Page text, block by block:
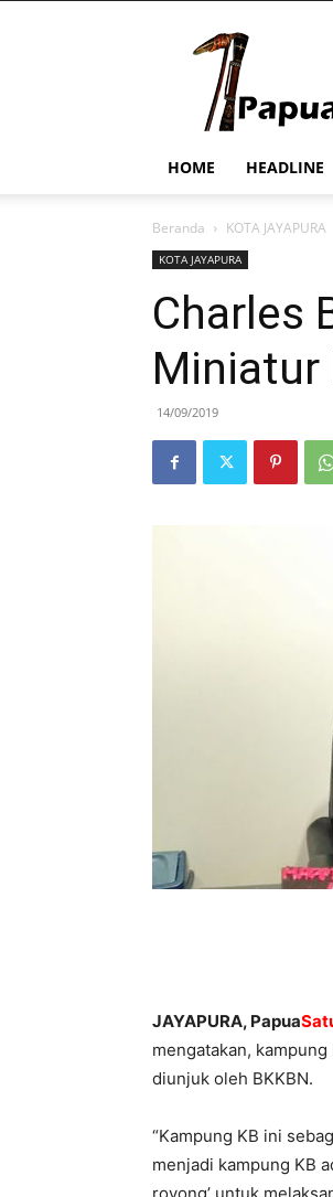
HOME HEADLINE
Beranda KOTA JAYAPURA
KOTA JAYAPURA
Charles
Miniatur
14/09/2019
JAYAPURA, Papua
mengatakan,
diunjuk oleh BKKBN.
“Kampung KB ini
menjadi kampung KB